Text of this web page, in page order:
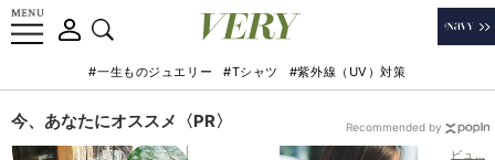
#一生ものジュエリー #Tシャツ #紫外線（UV）対策
今、あなたにオススメ〈PR〉 Recommended by